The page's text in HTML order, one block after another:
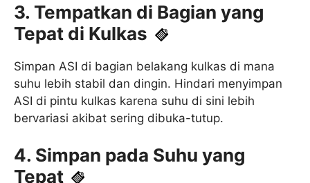
3. Tempatkan di Bagian yang
Tepat di Kulkas
Simpan ASI di bagian belakang kulkas di mana
suhu lebih stabil dan dingin. Hindari menyimpan
ASI di pintu kulkas karena suhu di sini lebih
bervariasi akibat sering dibuka-tutup.
4. Simpan pada Suhu yang
Tepat